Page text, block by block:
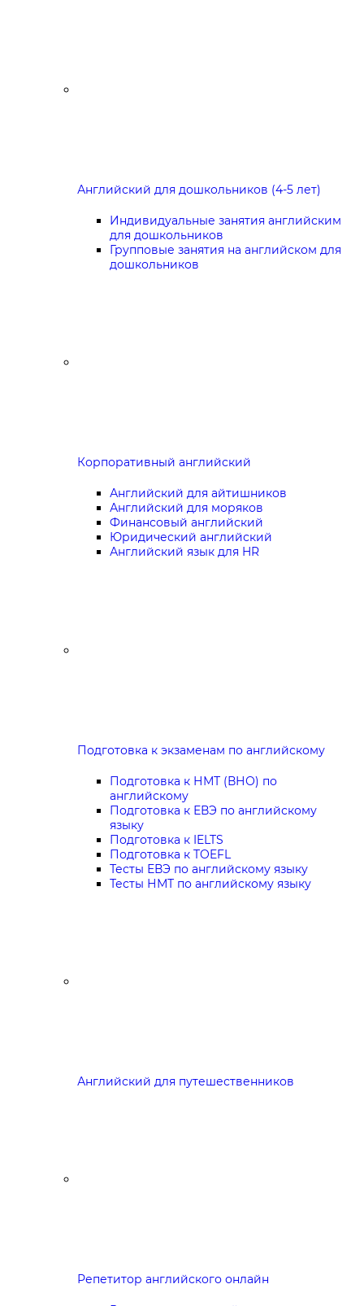
Английский для дошкольников (4-5 лет)
Индивидуальные занятия английским
для дошкольников
Групповые занятия на английском для
дошкольников
Корпоративный английский
Английский для айтишников
Английский для моряков
Финансовый английский
Юридический английский
Английский язык для HR
Подготовка к экзаменам по английскому
Подготовка к НМТ (ВНО) по
английскому
Подготовка к ЕВЭ по английскому
языку
Подготовка к IELTS
Подготовка к TOEFL
Тесты ЕВЭ по английскому языку
Тесты НМТ по английскому языку
Английский для путешественников
Репетитор английского онлайн